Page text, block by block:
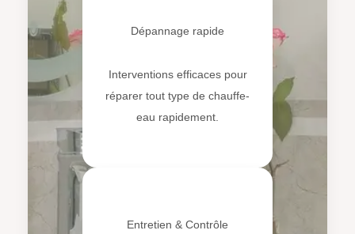
Dépannage rapide
Interventions efficaces pour
réparer tout type de chauffe-
eau rapidement.
Entretien & Contrôle